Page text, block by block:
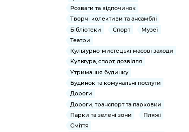
Розваги та відпочинок
Творчі колективи та ансамблі
Бібліотеки
Спорт
Музеї
Театри
Культурно-мистецькі масові заходи
Культура, спорт, дозвілля
Утримання будинку
Будинок та комунальні послуги
Дороги
Дороги, транспорт та парковки
Парки та зелені зони
Пляжі
Сміття